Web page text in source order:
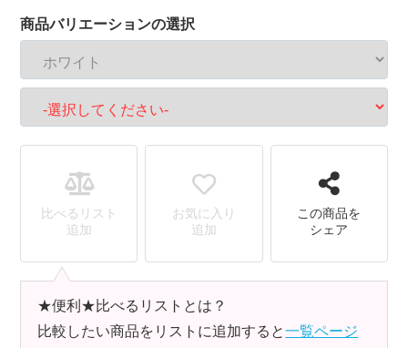
商品バリエーションの選択
比べるリスト
追加
お気に入り
追加
この商品を
シェア
★便利★比べるリストとは？
比較したい商品をリストに追加すると一覧ページ